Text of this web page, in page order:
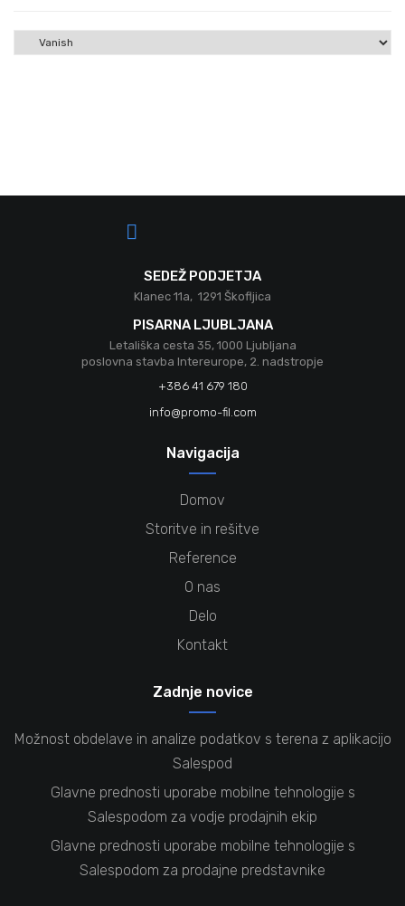
Kategorije
SEDEŽ PODJETJA
Klanec 11a, 1291 Škofljica
PISARNA LJUBLJANA
Letališka cesta 35, 1000 Ljubljana
poslovna stavba Intereurope, 2. nadstropje
+386 41 679 180
info@promo-fil.com
Navigacija
Domov
Storitve in rešitve
Reference
O nas
Delo
Kontakt
Zadnje novice
Možnost obdelave in analize podatkov s terena z aplikacijo
Salespod
Glavne prednosti uporabe mobilne tehnologije s
Salespodom za vodje prodajnih ekip
Glavne prednosti uporabe mobilne tehnologije s
Salespodom za prodajne predstavnike